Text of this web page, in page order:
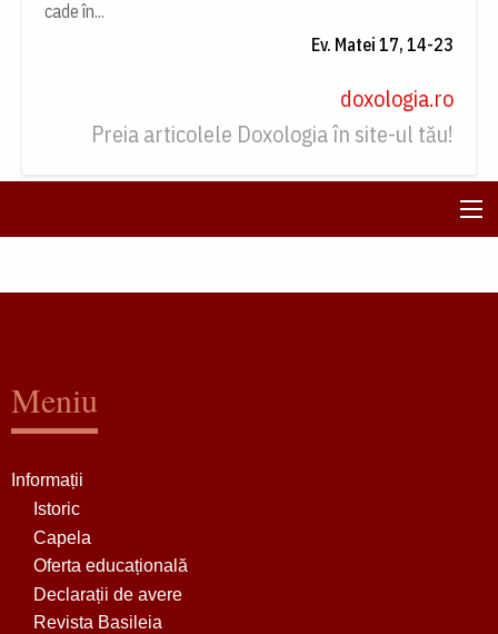
cade în...
Ev. Matei 17, 14-23
doxologia.ro
Preia articolele Doxologia în site-ul tău!
Meniu
Informații
Istoric
Capela
Oferta educațională
Declarații de avere
Revista Basileia